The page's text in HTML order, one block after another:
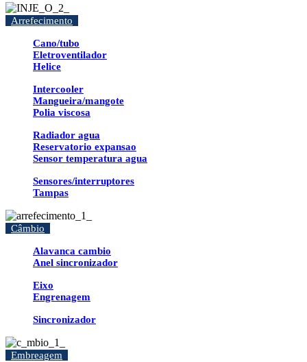
Arrefecimento
Cano/tubo
Eletroventilador
Helice
Intercooler
Mangueira/mangote
Polia viscosa
Radiador agua
Reservatorio expansao
Sensor temperatura agua
Sensores/interruptores
Tampas
Câmbio
Alavanca cambio
Anel sincronizador
Eixo
Engrenagem
Sincronizador
Embreagem